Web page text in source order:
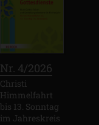
Nr. 4/2026
Christi
Himmelfahrt
bis 13. Sonntag
im Jahreskreis